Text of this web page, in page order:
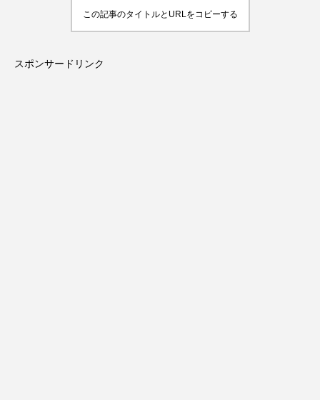
この記事のタイトルとURLをコピーする
スポンサードリンク